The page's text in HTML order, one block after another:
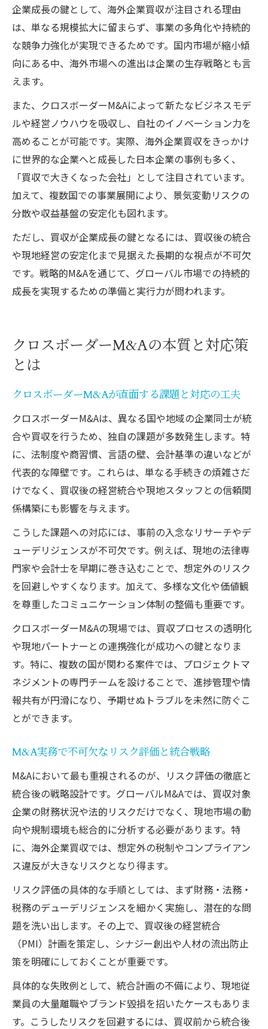
企業成長の鍵として、海外企業買収が注目される理由
は、単なる規模拡大に留まらず、事業の多角化や持続的
な競争力強化が実現できるためです。国内市場が縮小傾
向にある中、海外市場への進出は企業の生存戦略とも言
えます。
また、クロスボーダーM&Aによって新たなビジネスモデ
ルや経営ノウハウを吸収し、自社のイノベーション力を
高めることが可能です。実際、海外企業買収をきっかけ
に世界的な企業へと成長した日本企業の事例も多く、
「買収で大きくなった会社」として注目されています。
加えて、複数国での事業展開により、景気変動リスクの
分散や収益基盤の安定化も図れます。
ただし、買収が企業成長の鍵となるには、買収後の統合
や現地経営の安定化まで見据えた長期的な視点が不可欠
です。戦略的M&Aを通じて、グローバル市場での持続的
成長を実現するための準備と実行力が問われます。
クロスボーダーM&Aの本質と対応策
とは
クロスボーダーM&Aが直面する課題と対応の工夫
クロスボーダーM&Aは、異なる国や地域の企業同士が統
合や買収を行うため、独自の課題が多数発生します。特
に、法制度や商習慣、言語の壁、会計基準の違いなどが
代表的な障壁です。これらは、単なる手続きの煩雑さだ
けでなく、買収後の経営統合や現地スタッフとの信頼関
係構築にも影響を与えます。
こうした課題への対応には、事前の入念なリサーチやデ
ューデリジェンスが不可欠です。例えば、現地の法律専
門家や会計士を早期に巻き込むことで、想定外のリスク
を回避しやすくなります。加えて、多様な文化や価値観
を尊重したコミュニケーション体制の整備も重要です。
クロスボーダーM&Aの現場では、買収プロセスの透明化
や現地パートナーとの連携強化が成功への鍵となりま
す。特に、複数の国が関わる案件では、プロジェクトマ
ネジメントの専門チームを設けることで、進捗管理や情
報共有が円滑になり、予期せぬトラブルを未然に防ぐこ
とができます。
M&A実務で不可欠なリスク評価と統合戦略
M&Aにおいて最も重視されるのが、リスク評価の徹底と
統合後の戦略設計です。グローバルM&Aでは、買収対象
企業の財務状況や法的リスクだけでなく、現地市場の動
向や規制環境も総合的に分析する必要があります。特
に、海外企業買収では、想定外の税制やコンプライアン
ス違反が大きなリスクとなり得ます。
リスク評価の具体的な手順としては、まず財務・法務・
税務のデューデリジェンスを細かく実施し、潜在的な問
題を洗い出します。その上で、買収後の経営統合
（PMI）計画を策定し、シナジー創出や人材の流出防止
策を明確にしておくことが重要です。
具体的な失敗例として、統合計画の不備により、現地従
業員の大量離職やブランド毀損を招いたケースもありま
す。こうしたリスクを回避するには、買収前から統合後